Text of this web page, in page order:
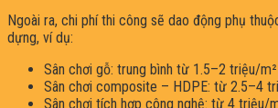
Ngoài ra, chi phí thi công sẽ dao động phụ
dựng, ví dụ:
Sân chơi gỗ: trung bình từ 1.5–2 triệu/m²
Sân chơi composite – HDPE: từ 2.5–4
Sân chơi tích hợp công nghệ: từ 4 triệu/